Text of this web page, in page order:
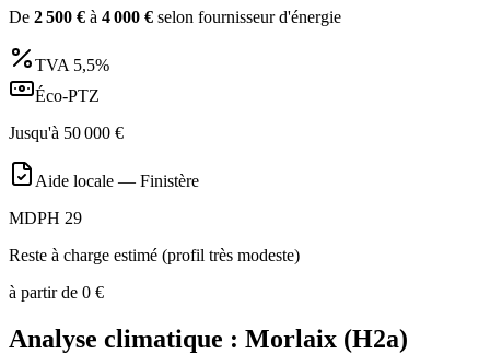
De 2 500 € à 4 000 € selon fournisseur d'énergie
TVA 5,5%
Éco-PTZ
Jusqu'à 50 000 €
Aide locale — Finistère
MDPH 29
Reste à charge estimé (profil très modeste)
à partir de 0 €
Analyse climatique : Morlaix (H2a)